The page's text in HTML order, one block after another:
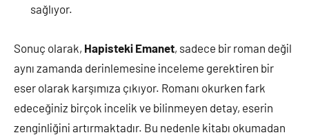
sağlıyor.
Sonuç olarak, Hapisteki Emanet, sadece bir roman değil
aynı zamanda derinlemesine inceleme gerektiren bir
eser olarak karşımıza çıkıyor. Romanı okurken fark
edeceğiniz birçok incelik ve bilinmeyen detay, eserin
zenginliğini artırmaktadır. Bu nedenle kitabı okumadan